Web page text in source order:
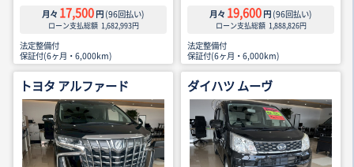
月々 17,500 円 (96回払い)
ローン支払総額 1,682,993円
法定整備付
保証付(6ヶ月・6,000km)
月々 19,600 円 (96回払い)
ローン支払総額 1,888,826円
法定整備付
保証付(6ヶ月・6,000km)
トヨタ アルファード ダイハツ ムーヴ